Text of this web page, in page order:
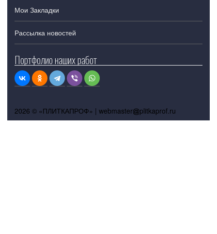
Мои Закладки
Рассылка новостей
Портфолио наших работ
2026 © «ПЛИТКАПРОФ» | webmaster plitkaprof.ru